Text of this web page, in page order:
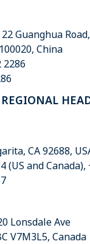
Guanghua Road,
China
2286
CA 92688,
(US and
Lonsdale Ave
V7M3L5, Canada